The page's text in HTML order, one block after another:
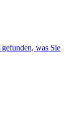
was Sie